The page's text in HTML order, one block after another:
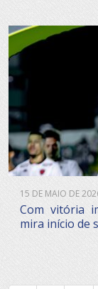
15 DE MAIO DE
Com vitória
mira início de